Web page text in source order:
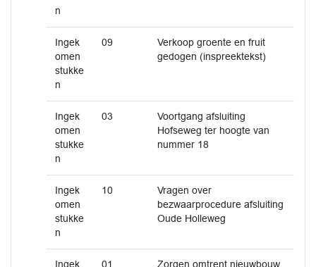
n
Ingek
omen
stukke
n
09
Verkoop groente en fruit
gedogen (inspreektekst)
Ingek
omen
stukke
n
03
Voortgang afsluiting
Hofseweg ter hoogte van
nummer 18
Ingek
omen
stukke
n
10
Vragen over
bezwaarprocedure afsluiting
Oude Holleweg
Ingek
01
Zorgen omtrent nieuwbouw